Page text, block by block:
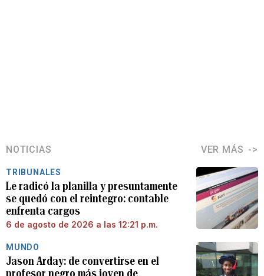
NOTICIAS VER MÁS
TRIBUNALES
Le radicó la planilla y presuntamente
se quedó con el reintegro: contable
enfrenta cargos
6 de agosto de 2026 a las 12:21 p.m.
MUNDO
Jason Arday: de convertirse en el
profesor negro más joven de